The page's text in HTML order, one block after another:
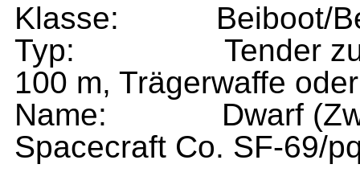
Klasse: Beiboot/
Typ: Tender zur
100 m, Trägerwaffe
Name: Dwarf
Spacecraft Co. SF-69/